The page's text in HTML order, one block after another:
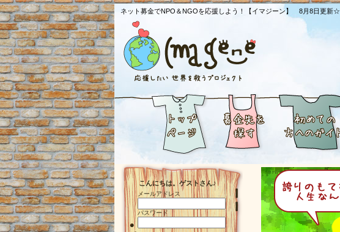
ネット募金でNPO＆NGOを応援しよう！【イマジーン】 8月8日更新☆
こんにちは。ゲストさん♪
メールアドレス
パスワード